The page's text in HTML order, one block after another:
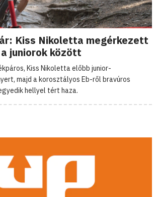
Kiss Nikoletta megérkezett
juniorok között
Kiss Nikoletta előbb junior-
majd a korosztályos Eb-ről bravúros
hellyel tért haza.